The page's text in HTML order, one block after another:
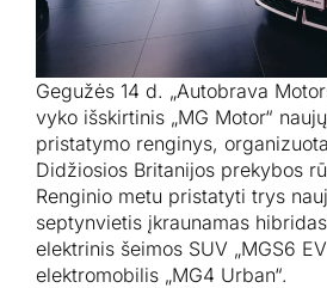
Gegužės 14 d. „Autobrava
vyko išskirtinis „MG Motor“
pristatymo renginys,
Didžiosios Britanijos prekybos
Renginio metu pristatyti trys
septynvietis įkraunamas hibridas
elektrinis šeimos SUV „MGS6
elektromobilis „MG4 Urban“.